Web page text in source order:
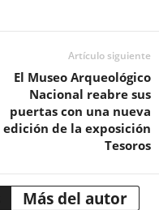
Artículo siguiente
El Museo Arqueológico
Nacional reabre sus
puertas con una nueva
edición de la exposición
Tesoros
Más del autor